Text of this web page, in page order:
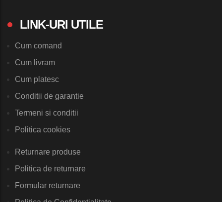
LINK-URI UTILE
Cum comand
Cum livram
Cum platesc
Conditii de garantie
Termeni si conditii
Politica cookies
Returnare produse
Politica de returnare
Formular returnare